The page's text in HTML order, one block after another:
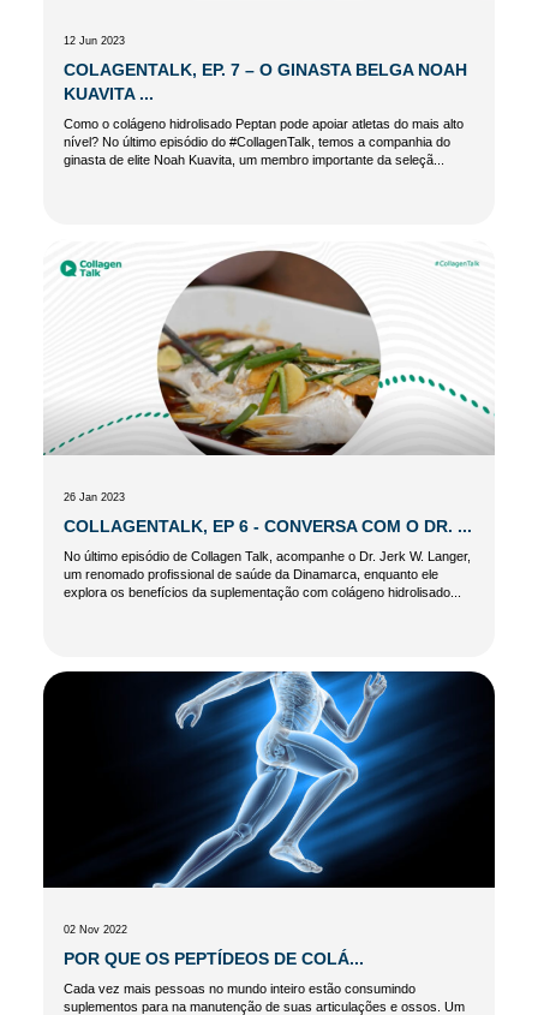
12 Jun 2023
COLAGENTALK, EP. 7 – O GINASTA BELGA NOAH
KUAVITA ...
Como o colágeno hidrolisado Peptan pode apoiar atletas do mais alto
nível? No último episódio do #CollagenTalk, temos a companhia do
ginasta de elite Noah Kuavita, um membro importante da seleçã...
26 Jan 2023
COLLAGENTALK, EP 6 - CONVERSA COM O DR. ...
No último episódio de Collagen Talk, acompanhe o Dr. Jerk W. Langer,
um renomado profissional de saúde da Dinamarca, enquanto ele
explora os benefícios da suplementação com colágeno hidrolisado...
02 Nov 2022
POR QUE OS PEPTÍDEOS DE COLÁ...
Cada vez mais pessoas no mundo inteiro estão consumindo
suplementos para na manutenção de suas articulações e ossos. Um